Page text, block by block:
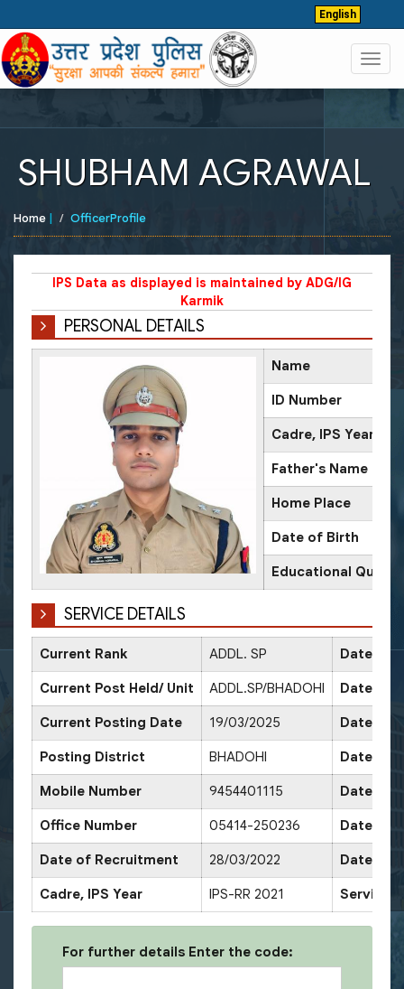
English
SHUBHAM AGRAWAL
Home | OfficerProfile
IPS Data as displayed is maintained by ADG/IG
Karmik
PERSONAL DETAILS
Name
ID Number
Cadre, IPS Year
Father's Name
Home Place
Date of Birth
Educational
SERVICE DETAILS
Current Rank ADDL. SP Date of
Current Post Held/ Unit ADDL.SP/BHADOHI Date of
Current Posting Date 19/03/2025 Date of
Posting District BHADOHI Date of
Mobile Number 9454401115 Date of
Office Number 05414-250236 Date of
Date of Recruitment 28/03/2022 Date of
Cadre, IPS Year IPS-RR 2021 Service
For further details Enter the code: